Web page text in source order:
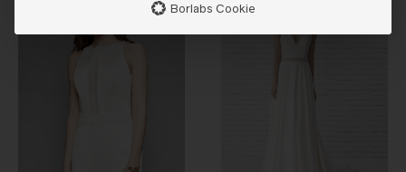
Borlabs Cookie